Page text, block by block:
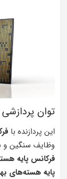
توان
این پردازنده با
وظایف سنگین و
فرکانس پایه
پایه هسته‌های